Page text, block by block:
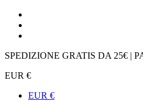
SPEDIZIONE GRATIS DA 25€ |
EUR €
EUR €